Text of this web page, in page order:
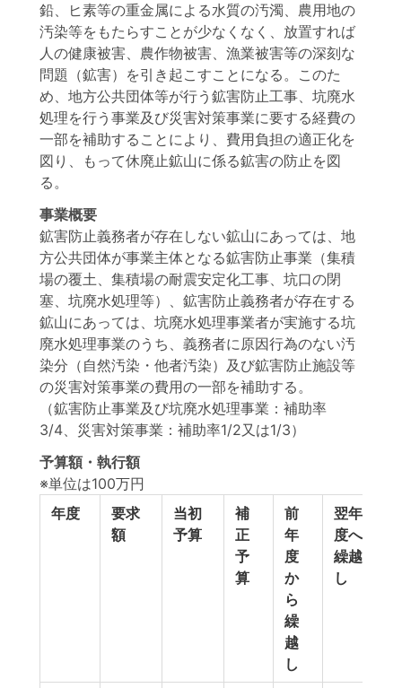
鉛、ヒ素等の重金属による水質の汚濁、農用地の
汚染等をもたらすことが少なくなく、放置すれば
人の健康被害、農作物被害、漁業被害等の深刻な
問題（鉱害）を引き起こすことになる。このた
め、地方公共団体等が行う鉱害防止工事、坑廃水
処理を行う事業及び災害対策事業に要する経費の
一部を補助することにより、費用負担の適正化を
図り、もって休廃止鉱山に係る鉱害の防止を図
る。
事業概要
鉱害防止義務者が存在しない鉱山にあっては、地
方公共団体が事業主体となる鉱害防止事業（集積
場の覆土、集積場の耐震安定化工事、坑口の閉
塞、坑廃水処理等）、鉱害防止義務者が存在する
鉱山にあっては、坑廃水処理事業者が実施する坑
廃水処理事業のうち、義務者に原因行為のない汚
染分（自然汚染・他者汚染）及び鉱害防止施設等
の災害対策事業の費用の一部を補助する。
（鉱害防止事業及び坑廃水処理事業：補助率
3/4、災害対策事業：補助率1/2又は1/3）
予算額・執行額
※単位は100万円
年度
要求
額
当初
予算
補
正
予
算
前
年
度
か
ら
繰
越
し
翌年
度へ
繰越
し